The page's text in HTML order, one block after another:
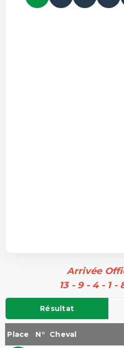
Arrivée
13 - 9 - 4 - 1 -
Résultat
Place N° Cheval